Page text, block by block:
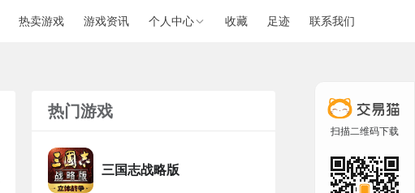
热卖游戏 游戏资讯 个人中心 收藏 足迹 联系我们
热门游戏
三国志战略版
扫描二维码下载